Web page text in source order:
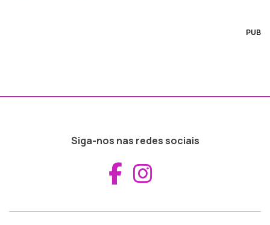
PUB
Siga-nos nas redes sociais
Aceder ao